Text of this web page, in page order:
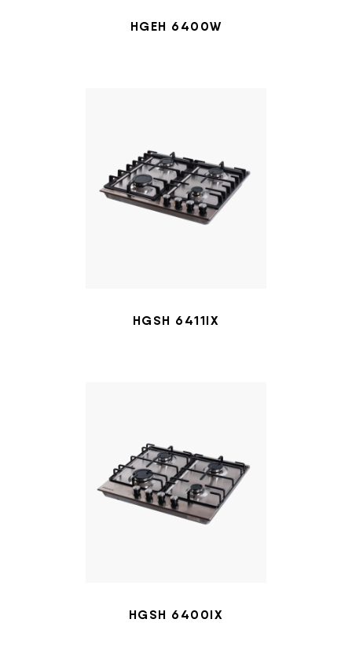
HGЕH 6400W
HGSH 6411IX
HGSH 6400IX